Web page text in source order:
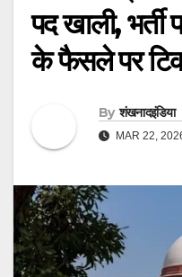
पद खाली, भर्ती
के फैसले पर
By शंखनादइंडिया
MAR 22,